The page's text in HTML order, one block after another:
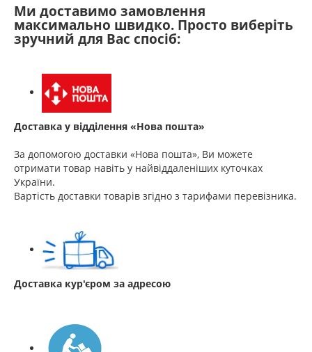
Ми доставимо замовлення
максимально швидко. Просто виберіть
зручний для Вас спосіб:
Доставка у відділення «Нова пошта»
За допомогою доставки «Нова пошта», Ви можете
отримати товар навіть у найвіддаленіших куточках
України.
Вартість доставки товарів згідно з тарифами перевізника.
Доставка кур'єром за адресою